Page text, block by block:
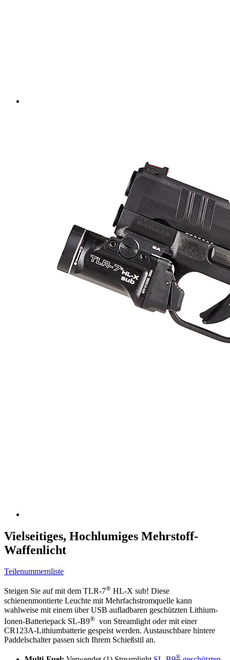
Vielseitiges, Hochlumiges Mehrstoff-
Waffenlicht
Teilenummernliste
Steigen Sie auf mit dem TLR-7® HL-X sub! Diese
schienenmontierte Leuchte mit Mehrfachstromquelle kann
wahlweise mit einem über USB aufladbaren geschützten Lithium-
Ionen-Batteriepack SL-B9® von Streamlight oder mit einer
CR123A-Lithiumbatterie gespeist werden. Austauschbare hintere
Paddelschalter passen sich Ihrem Schießstil an.
®